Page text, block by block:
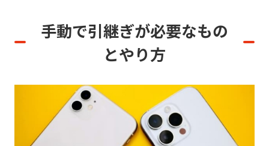
手動で引継ぎが必要なもの
とやり方